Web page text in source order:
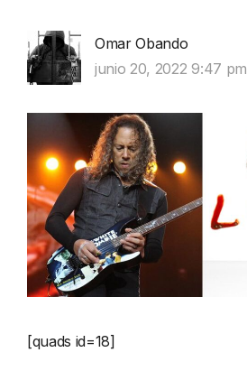
Omar Obando
junio 20, 2022 9:47 pm
[quads id=18]